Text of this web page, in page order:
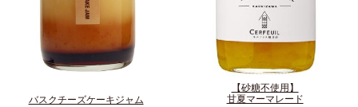
バスクチーズケーキジャム
【砂糖不使用】
甘夏マーマレード